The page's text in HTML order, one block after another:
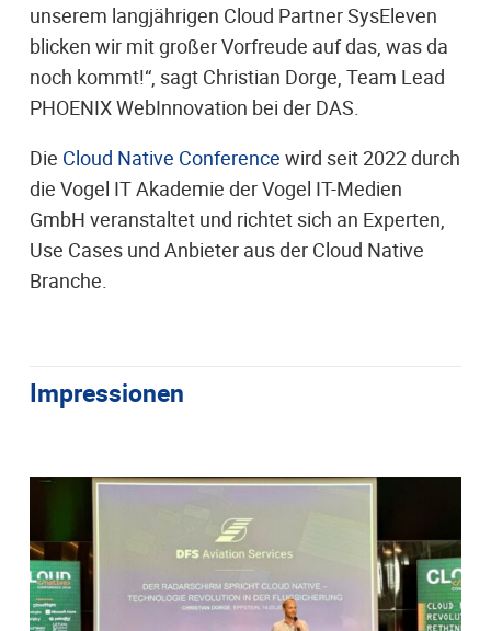
unserem langjährigen Cloud Partner SysEleven
blicken wir mit großer Vorfreude auf das, was da
noch kommt!“, sagt Christian Dorge, Team Lead
PHOENIX WebInnovation bei der DAS.
Die Cloud Native Conference wird seit 2022 durch
die Vogel IT Akademie der Vogel IT-Medien
GmbH veranstaltet und richtet sich an Experten,
Use Cases und Anbieter aus der Cloud Native
Branche.
Impressionen